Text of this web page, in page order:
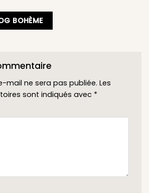
BOHÈME
mail ne sera pas publiée. Les
sont indiqués avec *